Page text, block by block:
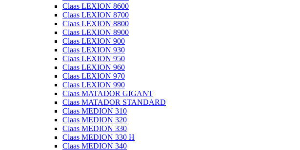
Claas LEXION 8600
Claas LEXION 8700
Claas LEXION 8800
Claas LEXION 8900
Claas LEXION 900
Claas LEXION 930
Claas LEXION 950
Claas LEXION 960
Claas LEXION 970
Claas LEXION 990
Claas MATADOR GIGANT
Claas MATADOR STANDARD
Claas MEDION 310
Claas MEDION 320
Claas MEDION 330
Claas MEDION 330 H
Claas MEDION 340